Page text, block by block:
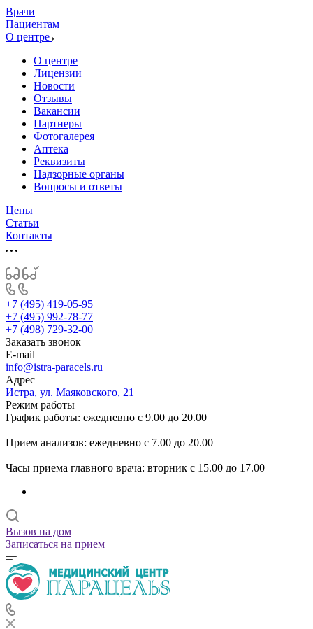
Врачи
Пациентам
О центре
О центре
Лицензии
Новости
Отзывы
Вакансии
Партнеры
Фотогалерея
Аптека
Реквизиты
Надзорные органы
Вопросы и ответы
Цены
Статьи
Контакты
+7 (495) 419-05-95
+7 (495) 992-78-77
+7 (498) 729-32-00
Заказать звонок
E-mail
info@istra-paracels.ru
Адрес
Истра, ул. Маяковского, 21
Режим работы
График работы: ежедневно с 9.00 до 20.00
Прием анализов: ежедневно с 7.00 до 20.00
Часы приема главного врача: вторник с 15.00 до 17.00
Вызов на дом
Записаться на прием